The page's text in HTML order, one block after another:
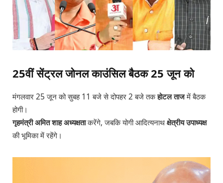
25वीं सेंट्रल जोनल काउंसिल बैठक 25 जून को
मंगलवार 25 जून को सुबह 11 बजे से दोपहर 2 बजे तकहोटल ताजमें बैठक
होगी।
गृहमंत्री अमित शाह अध्यक्षताकरेंगे, जबकि योगी आदित्यनाथक्षेत्रीय उपाध्यक्ष
की भूमिका में रहेंगे।